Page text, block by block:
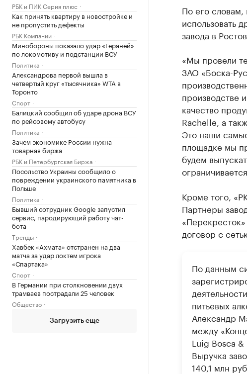
РБК и ПИК Серия плюс
Как принять квартиру в новостройке и
не пропустить дефекты
РБК Компании
Минобороны показало удар «Гераней»
по локомотиву и подстанции ВСУ
Политика
Александрова первой вышла в
четвертый круг «тысячника» WTA в
Торонто
Спорт
Балицкий сообщил об ударе дрона ВСУ
по рейсовому автобусу
Политика
Зачем экономике России нужна
товарная биржа
РБК и Петербургская Биржа
Посольство Украины сообщило о
повреждении украинского памятника в
Польше
Политика
Бывший сотрудник Google запустил
сервис, пародирующий работу чат-
бота
Тренды
Хавбек «Ахмата» отстранен на два
матча за удар локтем игрока
«Спартака»
Спорт
В Германии при столкновении двух
трамваев пострадали 25 человек
Общество
Загрузить еще
По его
использовать
завода в
«Мы провели
ЗАО «Боска-
производстве
качество
Rachelle, а
Это наши
площадке мы
будем
Кроме того,
Партнеры
договор с
По данным
питьевых
Александр
между
Luig Bosca &
Выручка
140,1 млн